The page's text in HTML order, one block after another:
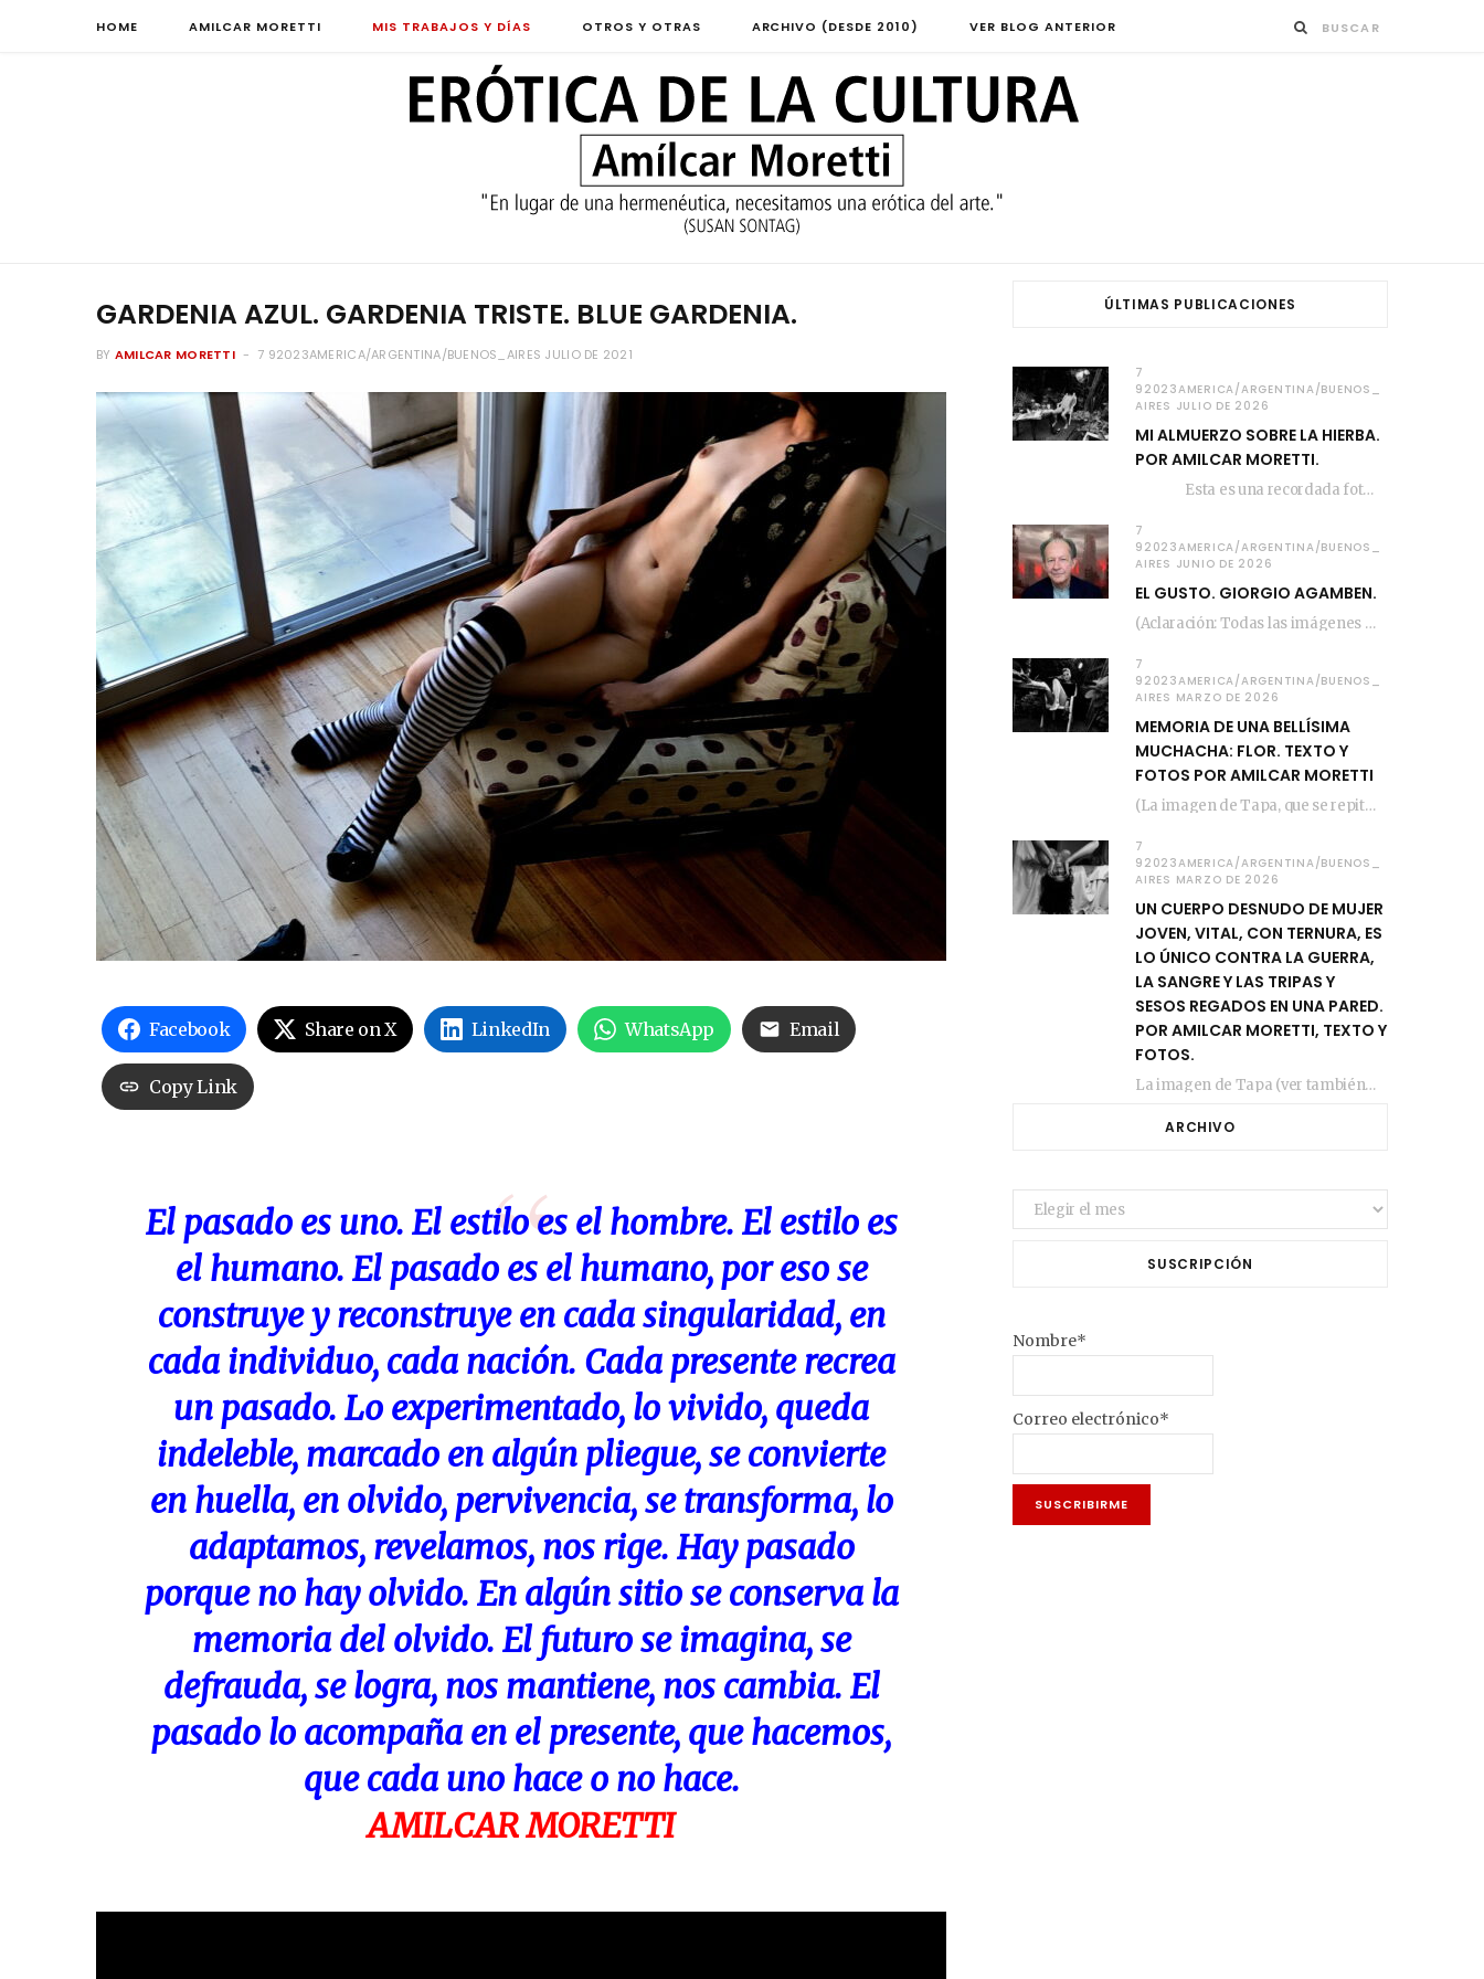
HOME AMILCAR MORETTI MIS TRABAJOS Y DÍAS OTROS Y OTRAS ARCHIVO (DESDE 2010) VER BLOG ANTERIOR
GARDENIA AZUL. GARDENIA TRISTE. BLUE GARDENIA.
BY AMILCAR MORETTI 7 92023AMERICA/ARGENTINA/BUENOS_AIRES JULIO DE 2021
Facebook Share on X LinkedIn WhatsApp Email
Copy Link
El pasado es uno. El estilo es el hombre. El estilo es
el humano. El pasado es el humano, por eso se
construye y reconstruye en cada singularidad, en
cada individuo, cada nación. Cada presente recrea
un pasado. Lo experimentado, lo vivido, queda
indeleble, marcado en algún pliegue, se convierte
en huella, en olvido, pervivencia, se transforma, lo
adaptamos, revelamos, nos rige. Hay pasado
porque no hay olvido. En algún sitio se conserva la
memoria del olvido. El futuro se imagina, se
defrauda, se logra, nos mantiene, nos cambia. El
pasado lo acompaña en el presente, que hacemos,
que cada uno hace o no hace.
AMILCAR MORETTI
ÚLTIMAS PUBLICACIONES
7
92023AMERICA/ARGENTINA/BUENOS_
AIRES JULIO DE 2026
MI ALMUERZO SOBRE LA HIERBA.
POR AMILCAR MORETTI.
Esta es una recordada fotografía que registré…
7
92023AMERICA/ARGENTINA/BUENOS_
AIRES JUNIO DE 2026
EL GUSTO. GIORGIO AGAMBEN.
(Aclaración: Todas las imágenes de este posteo fueron tomadas de Bloghemia.com, y todos los…
7
92023AMERICA/ARGENTINA/BUENOS_
AIRES MARZO DE 2026
MEMORIA DE UNA BELLÍSIMA
MUCHACHA: FLOR. TEXTO Y
FOTOS POR AMILCAR MORETTI
(La imagen de Tapa, que se repite arriba, fue compuesta por Amilcar Moretti el viernes…
7
92023AMERICA/ARGENTINA/BUENOS_
AIRES MARZO DE 2026
UN CUERPO DESNUDO DE MUJER
JOVEN, VITAL, CON TERNURA, ES
LO ÚNICO CONTRA LA GUERRA,
LA SANGRE Y LAS TRIPAS Y
SESOS REGADOS EN UNA PARED.
POR AMILCAR MORETTI, TEXTO Y
FOTOS.
La imagen de Tapa (ver también más arriba) fue compuesta en estos días de febrero…
ARCHIVO
Archivo
SUSCRIPCIÓN
Nombre*
Correo electrónico*